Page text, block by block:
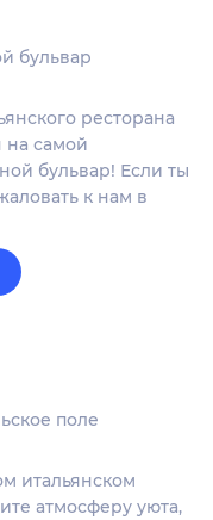
бульвар
ресторана
на самой
бульвар! Если ты
к нам в
поле
итальянском
атмосферу уюта,